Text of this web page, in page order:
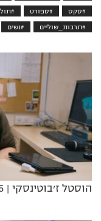
#סקס #ספורט
#תרבות_שוליים #נשים
הוסטל ז׳בוטינסקי | 2026